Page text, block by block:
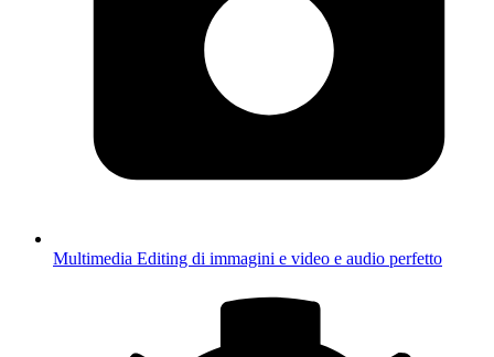
Multimedia Editing di immagini e video e audio perfetto